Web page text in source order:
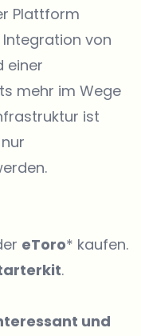
Plattform
von
einer
mehr im Wege
ist
eToro* kaufen.
.
und